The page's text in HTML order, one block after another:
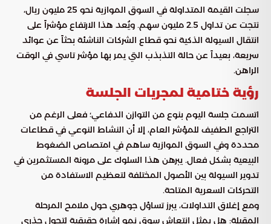
سجلت القيمة المتداولة في السوق الموازية نحو 25 مليون ريال،
نتجت عن تداول 2.5 مليون سهم. ويُعد هذا الارتفاع مؤشراً على
انتقال السيولة الذكية نحو قطاع الشركات الناشئة بحثاً عن عوائد
سريعة، بعيداً عن حالة التذبذب التي يمر بها مؤشر تاسي في الوقت
الراهن.
رؤية ختامية لمجريات الجلسة
اتسمت جلسة اليوم بنوع من التوازن الدفاعي؛ فعلى الرغم من
التراجع الطفيف للمؤشر العام، إلا أن النشاط النوعي في قطاعات
محددة وفي السوق الموازية ساهم في امتصاص الضغوط
البيعية بشكل فعال. يبرهن هذا السلوك على مرونة المستثمرين في
تدوير السيولة بين الأصول المختلفة لتعظيم الاستفادة من
التحركات السعرية المتاحة.
ومع إغلاق التداولات، يبرز تساؤل جوهري حول ملامح المرحلة
المقبلة: هل يمثل انتعاش سوق نمو إشارة حقيقية لتحول جذري